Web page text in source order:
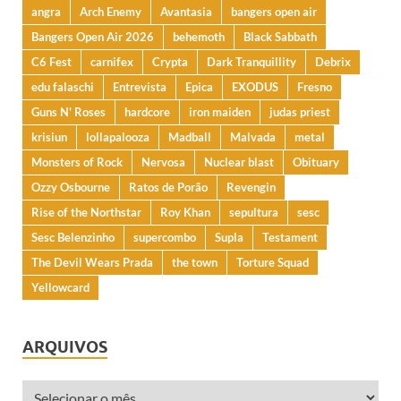
angra Arch Enemy Avantasia
bangers open air
Bangers Open Air 2026
behemoth
Black Sabbath
C6 Fest
carnifex Crypta Dark Tranquillity
Debrix
edu falaschi
Entrevista Epica EXODUS
Fresno
Guns N' Roses
hardcore iron maiden
judas priest
krisiun
lollapalooza Madball Malvada
metal
Monsters of Rock
Nervosa Nuclear blast
Obituary
Ozzy Osbourne
Ratos de Porão
Revengin
Rise of the Northstar
Roy Khan sepultura
sesc
Sesc Belenzinho
supercombo Supla
Testament
The Devil Wears Prada
the town
Torture Squad
Yellowcard
ARQUIVOS